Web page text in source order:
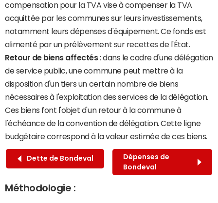
compensation pour la TVA vise à compenser la TVA
acquittée par les communes sur leurs investissements,
notamment leurs dépenses d'équipement. Ce fonds est
alimenté par un prélèvement sur recettes de l'État.
Retour de biens affectés: dans le cadre d'une délégation
de service public, une commune peut mettre à la
disposition d'un tiers un certain nombre de biens
nécessaires à l'exploitation des services de la délégation.
Ces biens font l'objet d'un retour à la commune à
l'échéance de la convention de délégation. Cette ligne
budgétaire correspond à la valeur estimée de ces biens.
Dette de Bondeval
Dépenses de
Bondeval
Méthodologie :